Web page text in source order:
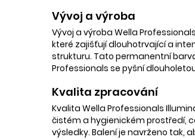
Vývoj a výroba
Vývoj a výroba Wella
které zajišťují dlouhotrvající a
strukturu. Tato permanentní
Professionals se pyšní
Kvalita zpracování
Kvalita Wella Professionals
čistém a hygienickém prostředí,
výsledky. Balení je navrženo tak,